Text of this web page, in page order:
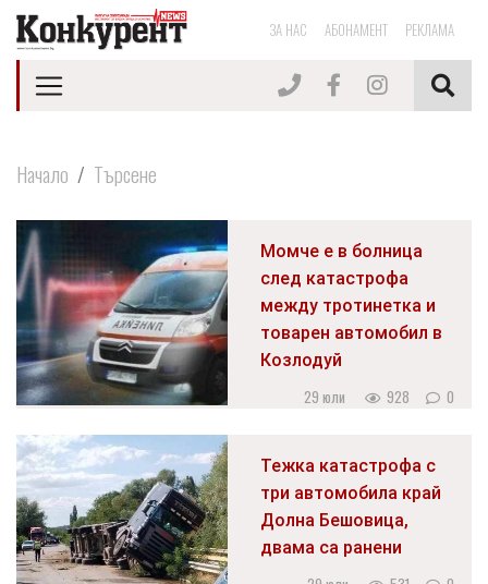
ЗА НАС АБОНАМЕНТ РЕКЛАМА
Начало Търсене
Момче е в болница
след катастрофа
между тротинетка и
товарен автомобил в
Козлодуй
29 юли 928 0
Тежка катастрофа с
три автомобила край
Долна Бешовица,
двама са ранени